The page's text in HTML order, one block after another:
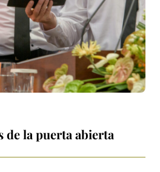
de la puerta abierta